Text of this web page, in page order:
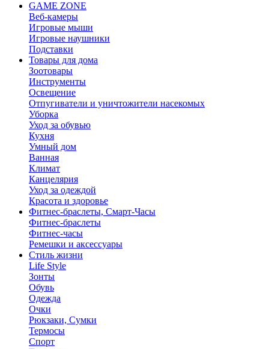
GAME ZONE
Веб-камеры
Игровые мыши
Игровые наушники
Подставки
Товары для дома
Зоотовары
Инструменты
Освещение
Отпугиватели и уничтожители насекомых
Уборка
Уход за обувью
Кухня
Умный дом
Ванная
Климат
Канцелярия
Уход за одеждой
Красота и здоровье
Фитнес-браслеты, Смарт-Часы
Фитнес-браслеты
Фитнес-часы
Ремешки и аксессуары
Стиль жизни
Life Style
Зонты
Обувь
Одежда
Очки
Рюкзаки, Сумки
Термосы
Спорт